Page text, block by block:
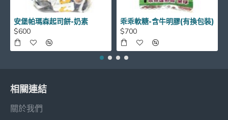
安堡帕瑪森起司餅-奶素
$600
乖乖軟糖-含牛明膠(有換包裝)
$700
相關連結
關於我們